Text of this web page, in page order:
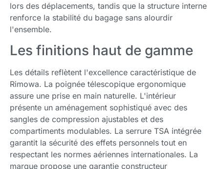
lors des déplacements, tandis que la structure interne
renforce la stabilité du bagage sans alourdir
l'ensemble.
Les finitions haut de gamme
Les détails reflètent l'excellence caractéristique de
Rimowa. La poignée télescopique ergonomique
assure une prise en main naturelle. L'intérieur
présente un aménagement sophistiqué avec des
sangles de compression ajustables et des
compartiments modulables. La serrure TSA intégrée
garantit la sécurité des effets personnels tout en
respectant les normes aériennes internationales. La
marque propose une garantie constructeur